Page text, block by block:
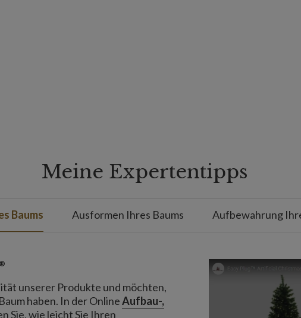
Meine Expertentipps
Baums Ausformen Ihres Baums Aufbewahrung
®
unserer Produkte und möchten,
haben. In der OnlineAufbau-,
Sie, wie leicht Sie Ihren